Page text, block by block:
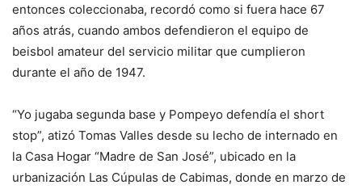
entonces coleccionaba, recordó como si fuera hace 67
años atrás, cuando ambos defendieron el equipo de
beisbol amateur del servicio militar que cumplieron
durante el año de 1947.
“Yo jugaba segunda base y Pompeyo defendía el short
stop”, atizó Tomas Valles desde su lecho de internado en
la Casa Hogar “Madre de San José”, ubicado en la
urbanización Las Cúpulas de Cabimas, donde en marzo de